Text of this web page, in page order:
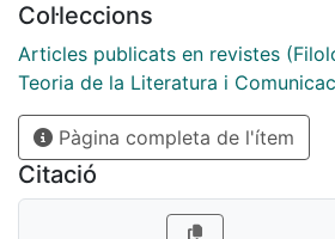
español. Entre las mejor valoradas,
variedad castellana, que además
propia. Primeramente, se examina
identificación de las ocho grandes
cuyos por-centajes mayoritarios
rioplatense, la andaluza y la
respecta a la andina, esta queda
lugar, con un 18 % de
Col·leccions
Articles publicats en revistes
Teoria de la Literatura i
Pàgina completa de l'ítem
Citació